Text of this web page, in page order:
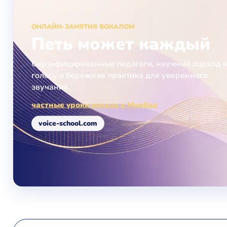
ОНЛАЙН-ЗАНЯТИЯ ВОКАЛОМ
Петь может каждый
Сертифицированные педагоги, научный подход к
голосу и бережная практика для уверенного
звучания.
частные уроки вокала в Мумбаи
voice-school.com